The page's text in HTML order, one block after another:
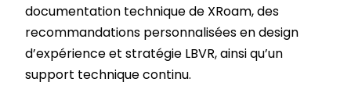
documentation technique de XRoam, des
recommandations personnalisées en design
d’expérience et stratégie LBVR, ainsi qu’un
support technique continu.